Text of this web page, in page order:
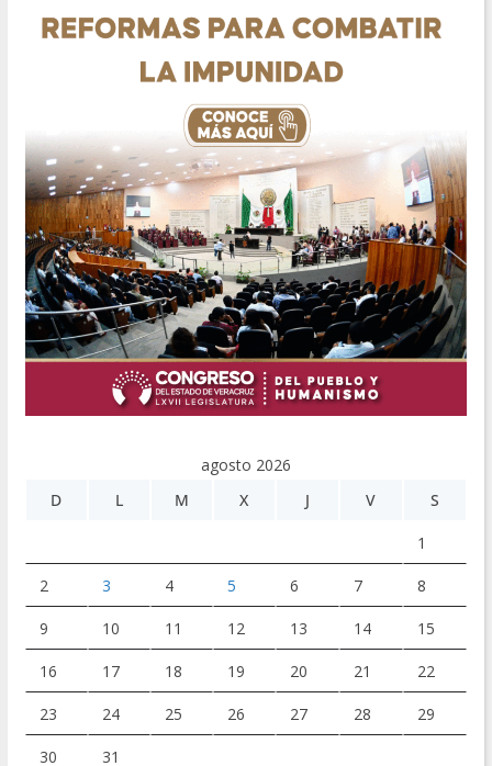
agosto 2026
D
L M X J V S
1
2 3 4 5 6 7 8
9 10 11 12 13 14 15
16 17 18 19 20 21 22
23 24 25 26 27 28 29
30 31